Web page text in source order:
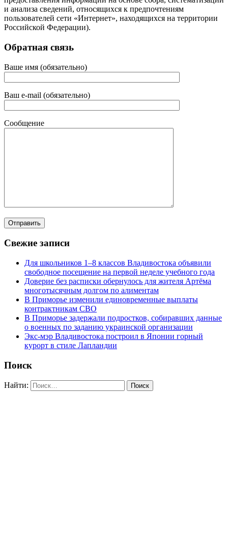
и анализа сведений, относящихся к предпочтениям
пользователей сети «Интернет», находящихся на территории
Российской Федерации).
Обратная связь
Ваше имя (обязательно)
Ваш e-mail (обязательно)
Сообщение
Свежие записи
Для школьников 1–8 классов Владивостока объявили
свободное посещение на первой неделе учебного года
Доверие без расписки обернулось для жителя Артёма
многотысячным долгом по алиментам
В Приморье изменили единовременные выплаты
контрактникам СВО
В Приморье задержали подростков, собиравших данные
о военных по заданию украинской организации
Экс-мэр Владивостока построил в Японии горный
курорт в стиле Лапландии
Поиск
Найти: